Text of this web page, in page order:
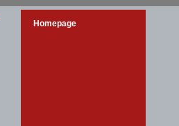
Homepage